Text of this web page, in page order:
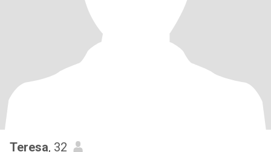
Teresa, 32